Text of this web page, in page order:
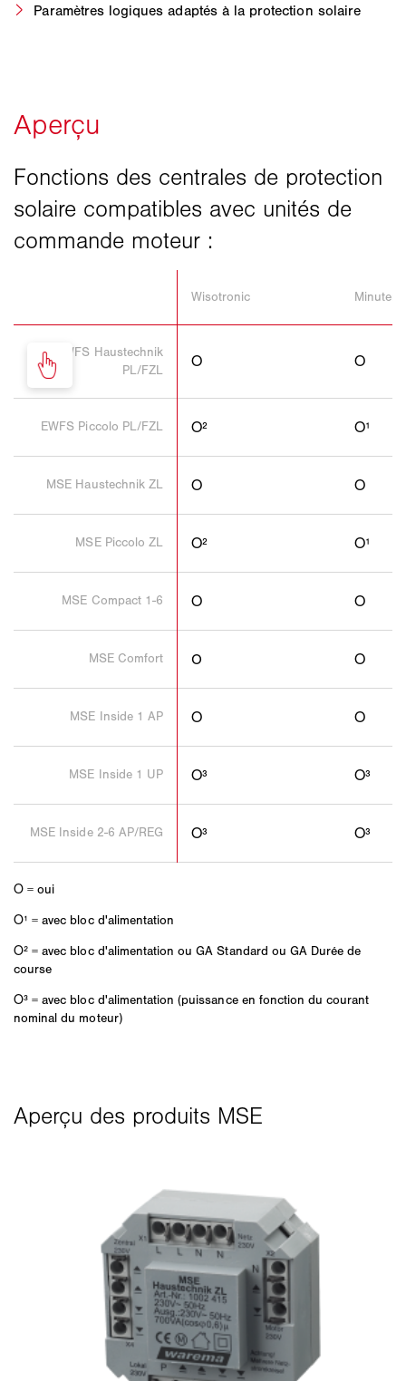
Paramètres logiques adaptés à la protection solaire
Wisotronic Minuterie
EWFS Haustechnik
PL/FZL
Ο Ο
EWFS Piccolo PL/FZL Ο² Ο¹
MSE Haustechnik ZL Ο Ο
MSE Piccolo ZL Ο² Ο¹
MSE Compact 1-6 Ο Ο
MSE Comfort O Ο
MSE Inside 1 AP Ο Ο
MSE Inside 1 UP Ο³ Ο³
MSE Inside 2-6 AP/REG Ο³ Ο³
Ο = oui
Ο¹ = avec bloc d'alimentation
Ο² = avec bloc d'alimentation ou GA Standard ou GA Durée de
course
Ο³ = avec bloc d'alimentation (puissance en fonction du courant
nominal du moteur)